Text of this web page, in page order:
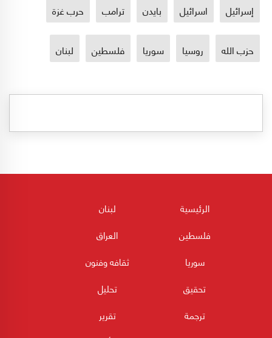
إسرائيل اسرائيل بايدن ترامب حرب غزة
حزب الله روسيا سوريا فلسطين لبنان
الرئيسية
لبنان
فلسطين
العراق
سوريا
ثقافه وفنون
تحقيق
تحليل
ترجمة
تقرير